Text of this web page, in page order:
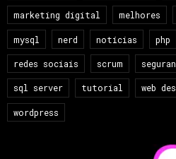
marketing digital melhores
mysql nerd notícias php
redes sociais scrum
sql server tutorial web
wordpress